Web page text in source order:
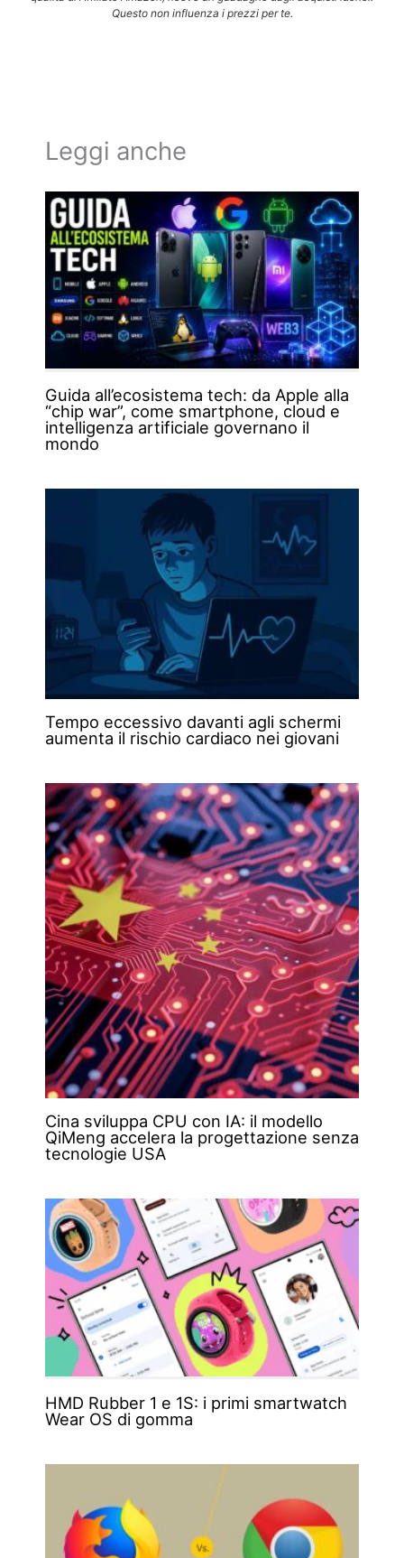
Questo non influenza i prezzi per te.
Leggi anche
Guida all’ecosistema tech: da Apple alla
“chip war”, come smartphone, cloud e
intelligenza artificiale governano il
mondo
Tempo eccessivo davanti agli schermi
aumenta il rischio cardiaco nei giovani
Cina sviluppa CPU con IA: il modello
QiMeng accelera la progettazione senza
tecnologie USA
HMD Rubber 1 e 1S: i primi smartwatch
Wear OS di gomma